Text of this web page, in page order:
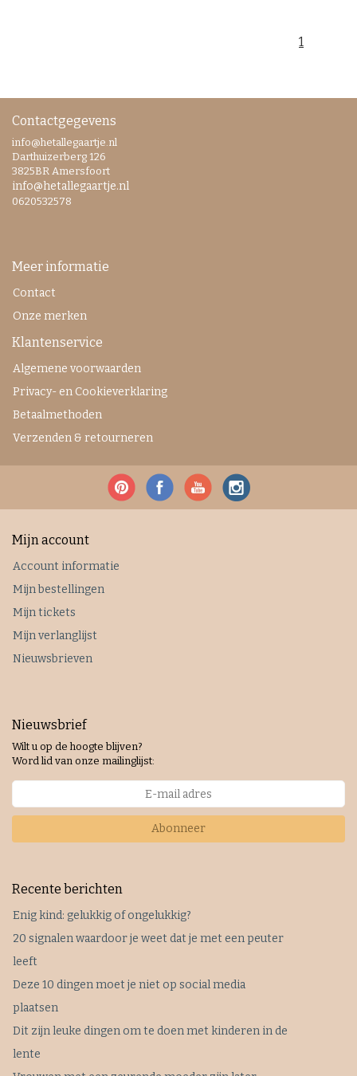
1
Contactgegevens
info@hetallegaartje.nl
Darthuizerberg 126
3825BR Amersfoort
info@hetallegaartje.nl
0620532578
Meer informatie
Contact
Onze merken
Klantenservice
Algemene voorwaarden
Privacy- en Cookieverklaring
Betaalmethoden
Verzenden & retourneren
Mijn account
Account informatie
Mijn bestellingen
Mijn tickets
Mijn verlanglijst
Nieuwsbrieven
Nieuwsbrief
Wilt u op de hoogte blijven?
Word lid van onze mailinglijst:
Abonneer
Recente berichten
Enig kind: gelukkig of ongelukkig?
20 signalen waardoor je weet dat je met een peuter
leeft
Deze 10 dingen moet je niet op social media
plaatsen
Dit zijn leuke dingen om te doen met kinderen in de
lente